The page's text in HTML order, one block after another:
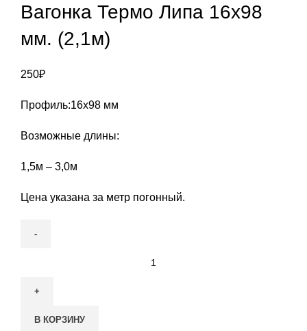
Вагонка Термо Липа 16х98
мм. (2,1м)
250₽
Профиль:16х98 мм
Возможные длины:
1,5м – 3,0м
Цена указана за метр погонный.
Вагонка
ЛипаВ КОРЗИНУ